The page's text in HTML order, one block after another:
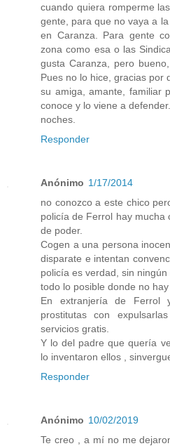
cuando quiera romperme
gente, para que no vaya a
en Caranza. Para gente
zona como esa o las
gusta Caranza, pero
Pues no lo hice, gracias por
su amiga, amante, familiar
conoce y lo viene a
noches.
Responder
Anónimo 1/17/2014
no conozco a este chico
policía de Ferrol hay mucha
de poder.
Cogen a una persona
disparate e intentan
policía es verdad, sin
todo lo posible donde no hay
En extranjería de Ferrol
prostitutas con
servicios gratis.
Y lo del padre que quería
lo inventaron ellos ,
Responder
Anónimo 10/02/2019
Te creo , a mí no me